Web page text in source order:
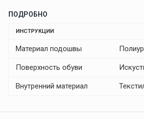
ПОДРОБНО
ИНСТРУКЦИИ
Материал подошвы
Поверхность обуви
Внутренний материал